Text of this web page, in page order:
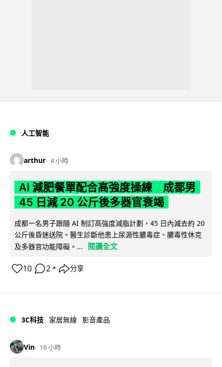
人工智能
arthur 4 小時
AI 減肥餐單配合高強度操練 成都男
45 日減 20 公斤後多器官衰竭
成都一名男子跟隨 AI 制訂高強度減脂計劃，45 日內減去約 20
公斤後昏迷送院。醫生診斷他患上尿源性膿毒症、膿毒性休克
及多器官功能障礙。...
閱讀全文
10 2 ↗ 分享
3C科技 家居無線 影音產品
Vin 16 小時